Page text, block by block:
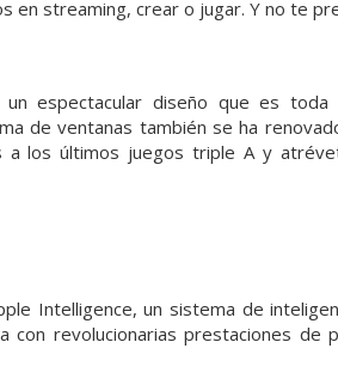
en streaming, crear o jugar. Y no te
espectacular diseño que es
de ventanas también se ha
a los últimos juegos triple A y
Intelligence, un sistema de
con revolucionarias prestaciones